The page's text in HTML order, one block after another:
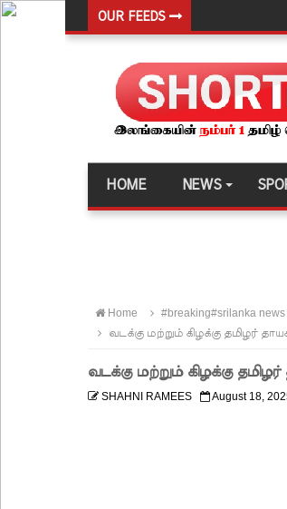
OUR FEEDS
ஓகஸ்ட் மாதத்திற்கான லிட்ரோ
பயிற்சி ஓட்டுநர் ( L பலகை)
சாகிப் அல் ஹசனின் வீட்டின்
பல்கலைக்கழகப் பதிவு ஆரம்பம்
ஈட்டி எறிதலுக்கான உலக
HOME NEWS
Home
#breaking#srilanka
வடக்கு மற்றும் கிழக்கு தமிழர்
வடக்கு மற்றும் கிழக்கு
SHAHNI RAMEES August 18,